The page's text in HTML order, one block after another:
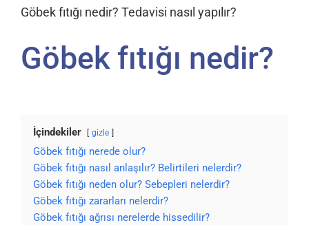
Göbek fıtığı nedir? Tedavisi nasıl yapılır?
Göbek fıtığı nedir?
İçindekiler gizle
Göbek fıtığı nerede olur?
Göbek fıtığı nasıl anlaşılır? Belirtileri nelerdir?
Göbek fıtığı neden olur? Sebepleri nelerdir?
Göbek fıtığı zararları nelerdir?
Göbek fıtığı ağrısı nerelerde hissedilir?